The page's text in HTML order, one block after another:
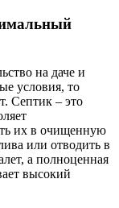
на даче и
условия, то
Септик – это
их в очищенную
или отводить в
а полноценная
высокий